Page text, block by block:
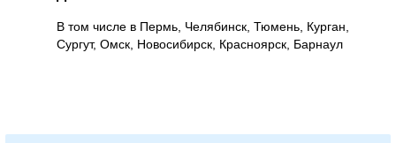
В том числе в Пермь, Челябинск, Тюмень, Курган,
Сургут, Омск, Новосибирск, Красноярск, Барнаул